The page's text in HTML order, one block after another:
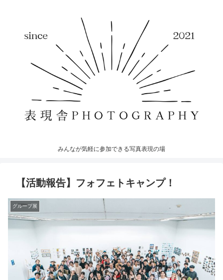
みんなが気軽に参加できる写真表現の場
【活動報告】フォフェトキャンプ！
グループ展